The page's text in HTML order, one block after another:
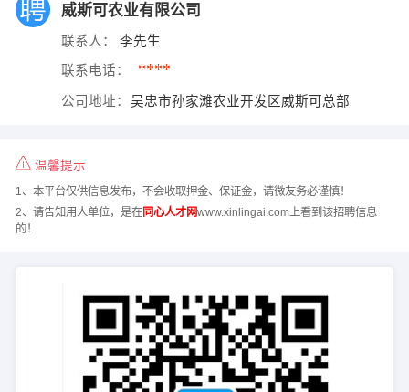
威斯可农业有限公司
联系人： 李先生
联系电话： ****
公司地址： 吴忠市孙家滩农业开发区威斯可总部
温馨提示
1、本平台仅供信息发布，不会收取押金、保证金，请微友务必谨慎！
2、请告知用人单位，是在同心人才网www.xinlingai.com上看到该招聘信息
的！